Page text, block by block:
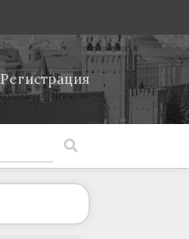
Регистрация